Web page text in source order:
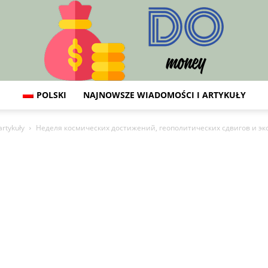
POLSKI NAJNOWSZE WIADOMOŚCI I ARTYKUŁY
Неделя космических достижений, геополитических сдвигов и